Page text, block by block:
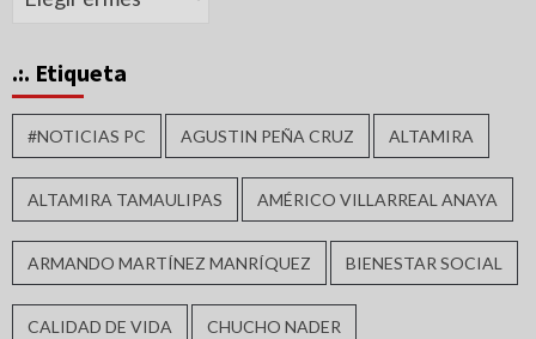
.:. Etiqueta
#NOTICIAS PC AGUSTIN PEÑA CRUZ ALTAMIRA
ALTAMIRA TAMAULIPAS AMÉRICO VILLARREAL ANAYA
ARMANDO MARTÍNEZ MANRÍQUEZ BIENESTAR SOCIAL
CALIDAD DE VIDA CHUCHO NADER